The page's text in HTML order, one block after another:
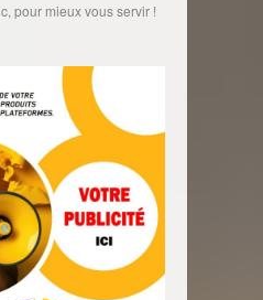
pour mieux vous servir !